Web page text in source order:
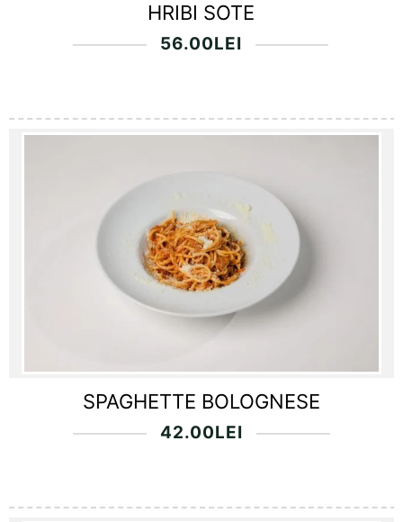
HRIBI SOTE
56.00LEI
SPAGHETTE BOLOGNESE
42.00LEI